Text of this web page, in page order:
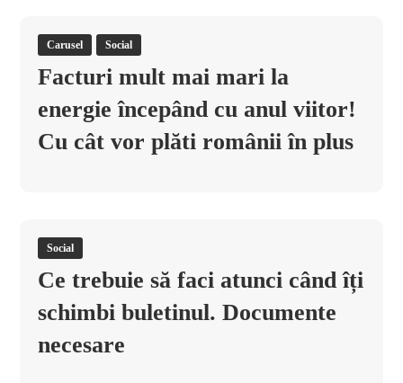
Carusel Social
Facturi mult mai mari la
energie începând cu anul viitor!
Cu cât vor plăti românii în plus
Social
Ce trebuie să faci atunci când îți
schimbi buletinul. Documente
necesare